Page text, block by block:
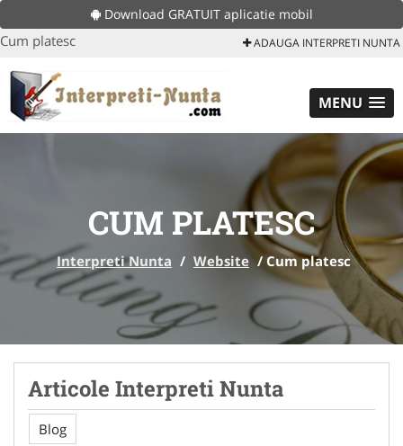
Download GRATUIT aplicatie mobil
Cum platesc ADAUGA INTERPRETI NUNTA
MENU
CUM PLATESC
Interpreti Nunta / Website / Cum platesc
Articole Interpreti Nunta
Blog